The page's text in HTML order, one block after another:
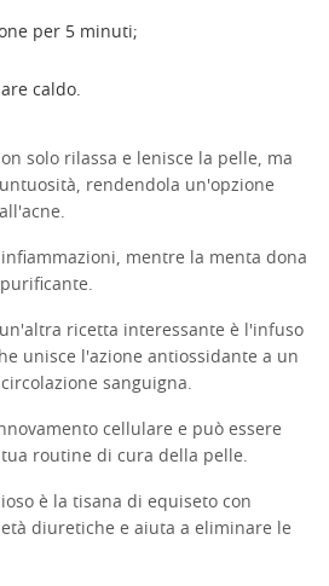
per 5 minuti;
caldo.
solo rilassa e lenisce la pelle, ma
rendendola un'opzione
infiammazioni, mentre la menta dona
ricetta interessante è l'infuso
unisce l'azione antiossidante a un
sanguigna.
cellulare e può essere
routine di cura della pelle.
è la tisana di equiseto con
diuretiche e aiuta a eliminare le